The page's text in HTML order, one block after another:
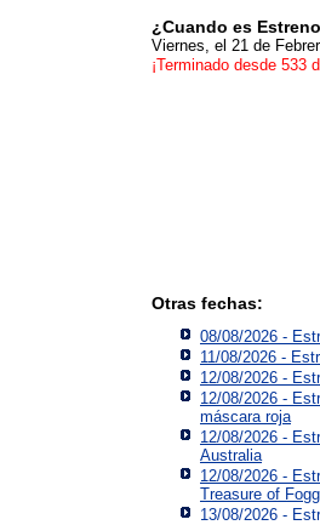
¿Cuando es
Viernes, el 21 de
¡Terminado desde 533
Otras fechas:
08/08/2026 -
11/08/2026 -
12/08/2026 -
12/08/2026 -
máscara roja
12/08/2026 -
Australia
12/08/2026 -
Treasure of
13/08/2026 -